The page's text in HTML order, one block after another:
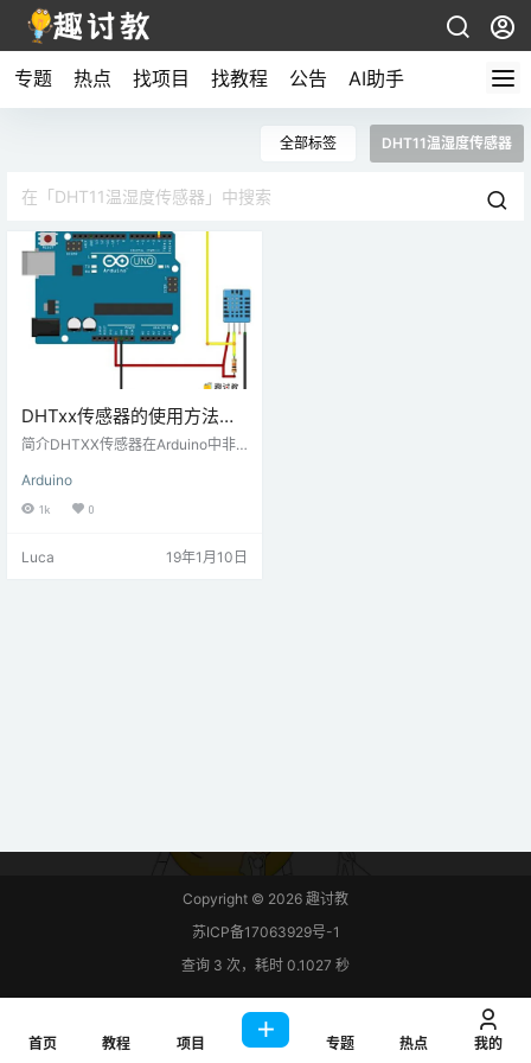
专题 热点 找项目 找教程 公告 AI助手
全部标签 DHT11温湿度传感器
DHTxx传感器的使用方法—
DHT11
简介DHTXX传感器在Arduino中非
温度和湿度的传感器。这些传感器
包含一个芯片，可进行模数转换，
CU）读取。步骤一 材料准备硬件准
Arduino
1k 0
Luca 19年1月10日
Copyright © 2026 趣讨教
苏ICP备17063929号-1
查询 3 次，耗时 0.1027 秒
首页 教程 项目 专题 热点 我的